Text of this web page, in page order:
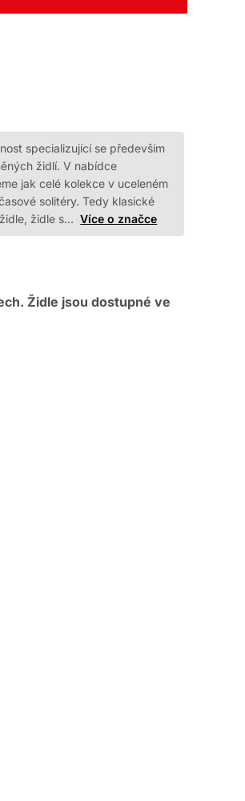
specializující se především
židlí. V nabídce
jak celé kolekce v uceleném
solitéry. Tedy klasické
židle s… Více o značce
Židle jsou dostupné ve